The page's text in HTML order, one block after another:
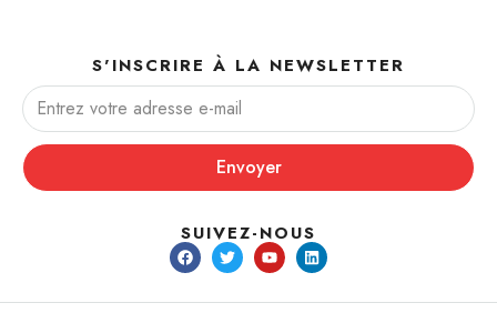
S'INSCRIRE À LA NEWSLETTER
Envoyer
SUIVEZ-NOUS